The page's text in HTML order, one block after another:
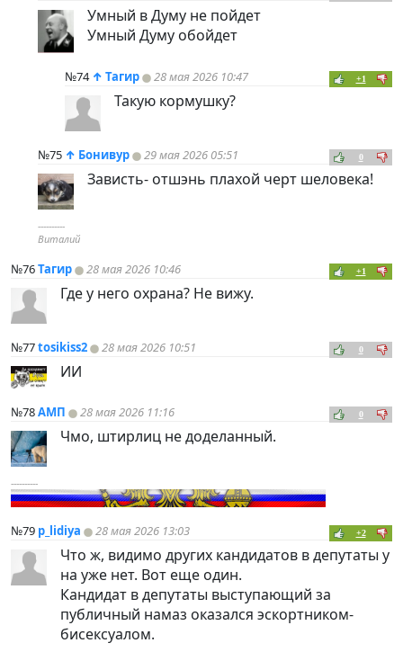
Умный в Думу не пойдет
Умный Думу обойдет
№74 ↑ Тагир 28 мая 2026 10:47 +1
Такую кормушку?
№75 ↑ Бонивур 29 мая 2026 05:51 0
Зависть- отшэнь плахой черт шеловека!
----------
Виталий
№76Тагир 28 мая 2026 10:46 +1
Где у него охрана? Не вижу.
№77tosikiss2 28 мая 2026 10:51 0
ИИ
№78АМП 28 мая 2026 11:16 0
Чмо, штирлиц не доделанный.
----------
№79 p_lidiya 28 мая 2026 13:03 +2
Что ж, видимо других кандидатов в депутаты у
на уже нет. Вот еще один.
Кандидат в депутаты выступающий за
публичный намаз оказался эскортником-
бисексуалом.